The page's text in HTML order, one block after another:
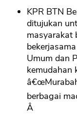
KPR BTN
ditujukan
masyarakat
Umum dan
kemudahan
berbagai
Â